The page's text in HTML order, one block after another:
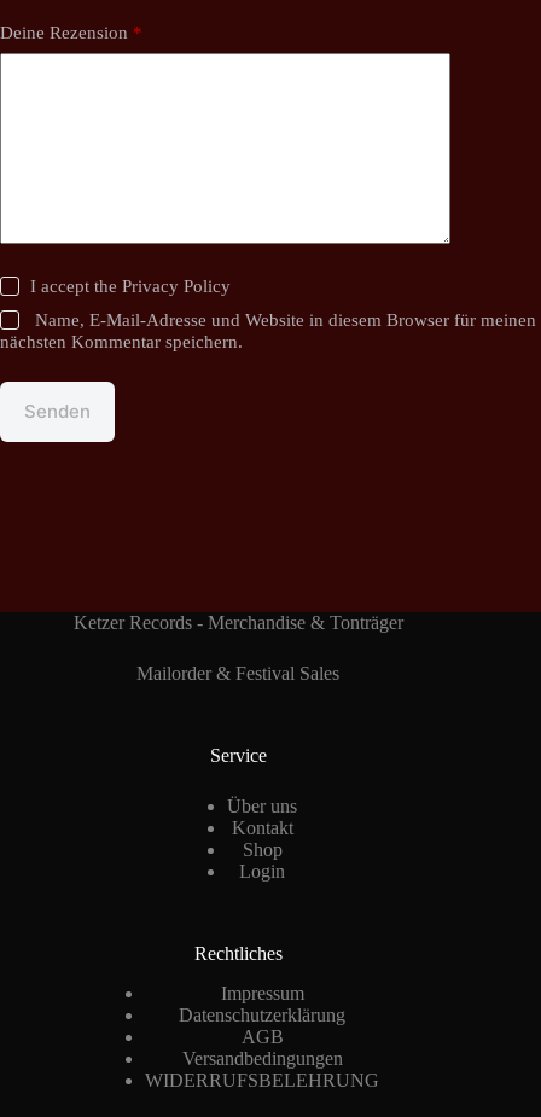
Deine Rezension *
I accept thePrivacy Policy
Name, E-Mail-Adresse und Website in diesem Browser für meinen
nächsten Kommentar speichern.
Senden
Ketzer Records - Merchandise & Tonträger
Mailorder & Festival Sales
Service
Über uns
Kontakt
Shop
Login
Rechtliches
Impressum
Datenschutzerklärung
AGB
Versandbedingungen
WIDERRUFSBELEHRUNG